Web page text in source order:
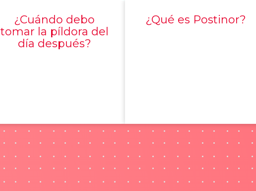
¿Cuándo debo
tomar la píldora del
día después?
¿Qué es Postinor?